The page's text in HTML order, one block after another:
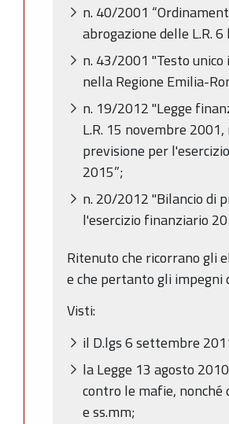
n. 40/2001
abrogazione delle L.R.
n. 43/2001 "Testo
nella Regione Emilia-
n. 19/2012 "Legge
L.R. 15 novembre
previsione per
2015”;
n. 20/2012 "Bilancio di
l'esercizio finanziario
Ritenuto che ricorrano gli
e che pertanto gli impegni
Visti:
il D.lgs 6 settembre
la Legge 13 agosto
contro le mafie,
e ss.mm;